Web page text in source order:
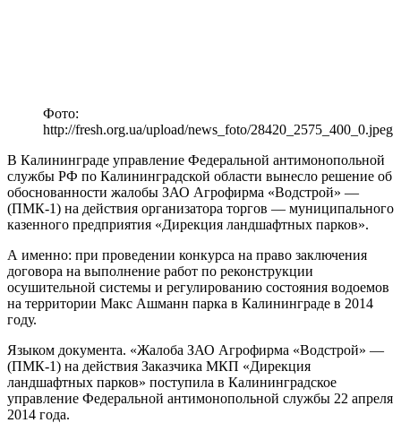
Фото:
http://fresh.org.ua/upload/news_foto/28420_2575_400_0.jpeg
В Калининграде управление Федеральной антимонопольной
службы РФ по Калининградской области вынесло решение об
обоснованности жалобы ЗАО Агрофирма «Водстрой» —
(ПМК-1) на действия организатора торгов — муниципального
казенного предприятия «Дирекция ландшафтных парков».
А именно: при проведении конкурса на право заключения
договора на выполнение работ по реконструкции
осушительной системы и регулированию состояния водоемов
на территории Макс Ашманн парка в Калининграде в 2014
году.
Языком документа. «Жалоба ЗАО Агрофирма «Водстрой» —
(ПМК-1) на действия Заказчика МКП «Дирекция
ландшафтных парков» поступила в Калининградское
управление Федеральной антимонопольной службы 22 апреля
2014 года.